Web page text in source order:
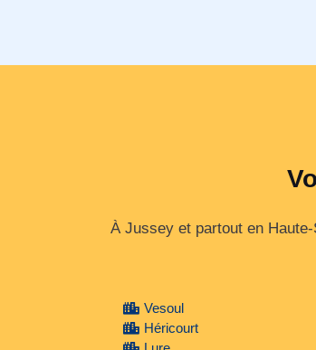
À Jussey et partout en
Vesoul
Héricourt